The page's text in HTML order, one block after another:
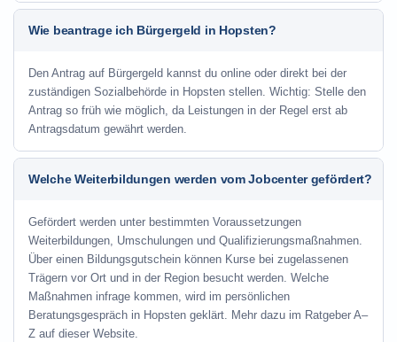
Wie beantrage ich Bürgergeld in Hopsten?
Den Antrag auf Bürgergeld kannst du online oder direkt bei der
zuständigen Sozialbehörde in Hopsten stellen. Wichtig: Stelle den
Antrag so früh wie möglich, da Leistungen in der Regel erst ab
Antragsdatum gewährt werden.
Welche Weiterbildungen werden vom Jobcenter gefördert?
Gefördert werden unter bestimmten Voraussetzungen
Weiterbildungen, Umschulungen und Qualifizierungsmaßnahmen.
Über einen Bildungsgutschein können Kurse bei zugelassenen
Trägern vor Ort und in der Region besucht werden. Welche
Maßnahmen infrage kommen, wird im persönlichen
Beratungsgespräch in Hopsten geklärt. Mehr dazu im Ratgeber A–
Z auf dieser Website.